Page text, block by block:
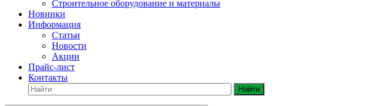
Строительное оборудование и материалы
Новинки
Информация
Статьи
Новости
Акции
Прайс-лист
Контакты
Найти